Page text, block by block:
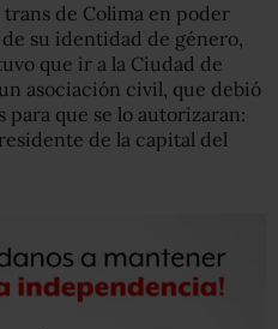
de Colima en poder
su identidad de género,
que ir a la Ciudad de
asociación civil, que debió
que se lo autorizaran:
de la capital del